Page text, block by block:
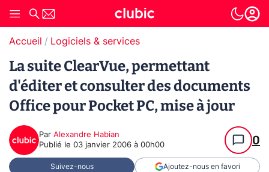
Accueil Logiciels & services
La suite ClearVue, permettant
d'éditer et consulter des documents
Office pour Pocket PC, mise à jour
Par Alexandre Habian
Publié le 03 janvier 2006 à 00h00 0
Suivez-nous Ajoutez-nous en favori